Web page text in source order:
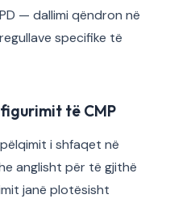
— dallimi qëndron në
specifike të
të CMP
i shfaqet në
anglisht për të gjithë
janë plotësisht